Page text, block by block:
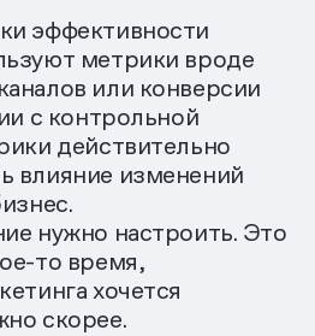
эффективности
метрики вроде
или конверсии
с контрольной
действительно
влияние изменений
нужно настроить. Это
то время,
хочется
скорее.